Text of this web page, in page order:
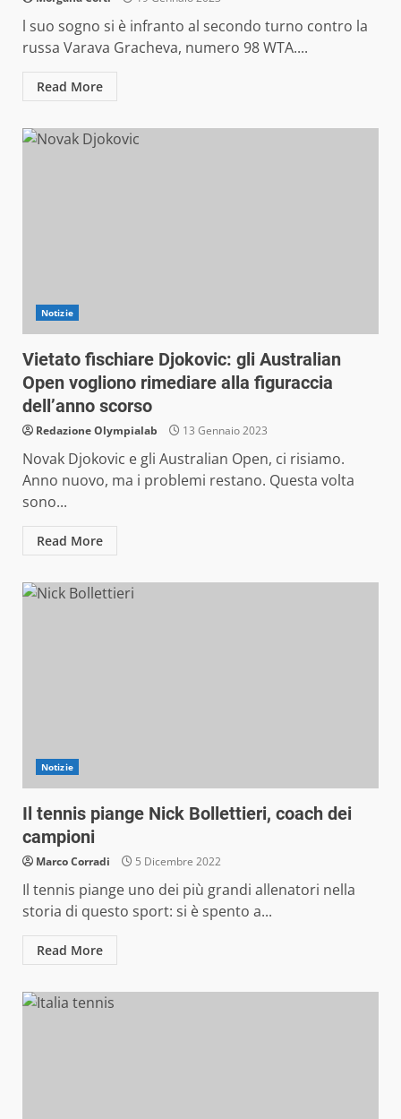
l suo sogno si è infranto al secondo turno contro la
russa Varava Gracheva, numero 98 WTA....
Read More
Notizie
Vietato fischiare Djokovic: gli Australian
Open vogliono rimediare alla figuraccia
dell’anno scorso
Redazione Olympialab 13 Gennaio 2023
Novak Djokovic e gli Australian Open, ci risiamo.
Anno nuovo, ma i problemi restano. Questa volta
sono...
Read More
Notizie
Il tennis piange Nick Bollettieri, coach dei
campioni
Marco Corradi 5 Dicembre 2022
Il tennis piange uno dei più grandi allenatori nella
storia di questo sport: si è spento a...
Read More